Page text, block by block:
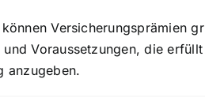
könnenVersicherungsprämien
Voraussetzungen, die
anzugeben.